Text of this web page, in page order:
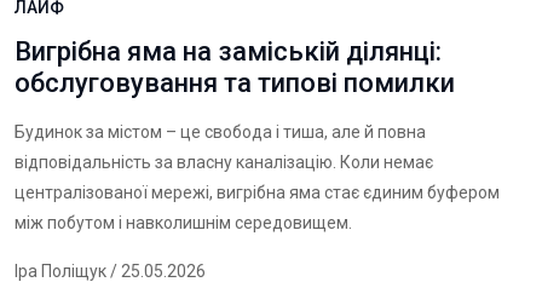
ЛАЙФ
Вигрібна яма на заміській ділянці:
обслуговування та типові помилки
Будинок за містом – це свобода і тиша, але й повна
відповідальність за власну каналізацію. Коли немає
централізованої мережі, вигрібна яма стає єдиним буфером
між побутом і навколишнім середовищем.
Іра Поліщук/ 25.05.2026